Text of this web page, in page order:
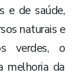
e de saúde,
naturais e
verdes, o
melhoria da